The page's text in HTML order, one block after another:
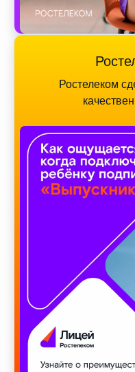
Ростелеком